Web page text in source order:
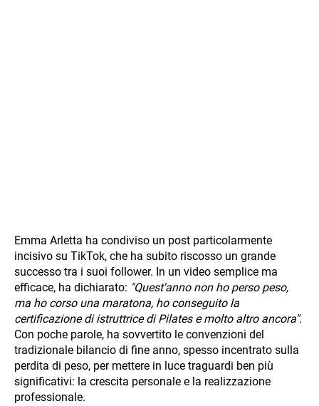
Emma Arletta ha condiviso un post particolarmente
incisivo su TikTok, che ha subito riscosso un grande
successo tra i suoi follower. In un video semplice ma
efficace, ha dichiarato: "Quest'anno non ho perso peso,
ma ho corso una maratona, ho conseguito la
certificazione di istruttrice di Pilates e molto altro ancora".
Con poche parole, ha sovvertito le convenzioni del
tradizionale bilancio di fine anno, spesso incentrato sulla
perdita di peso, per mettere in luce traguardi ben più
significativi: la crescita personale e la realizzazione
professionale.